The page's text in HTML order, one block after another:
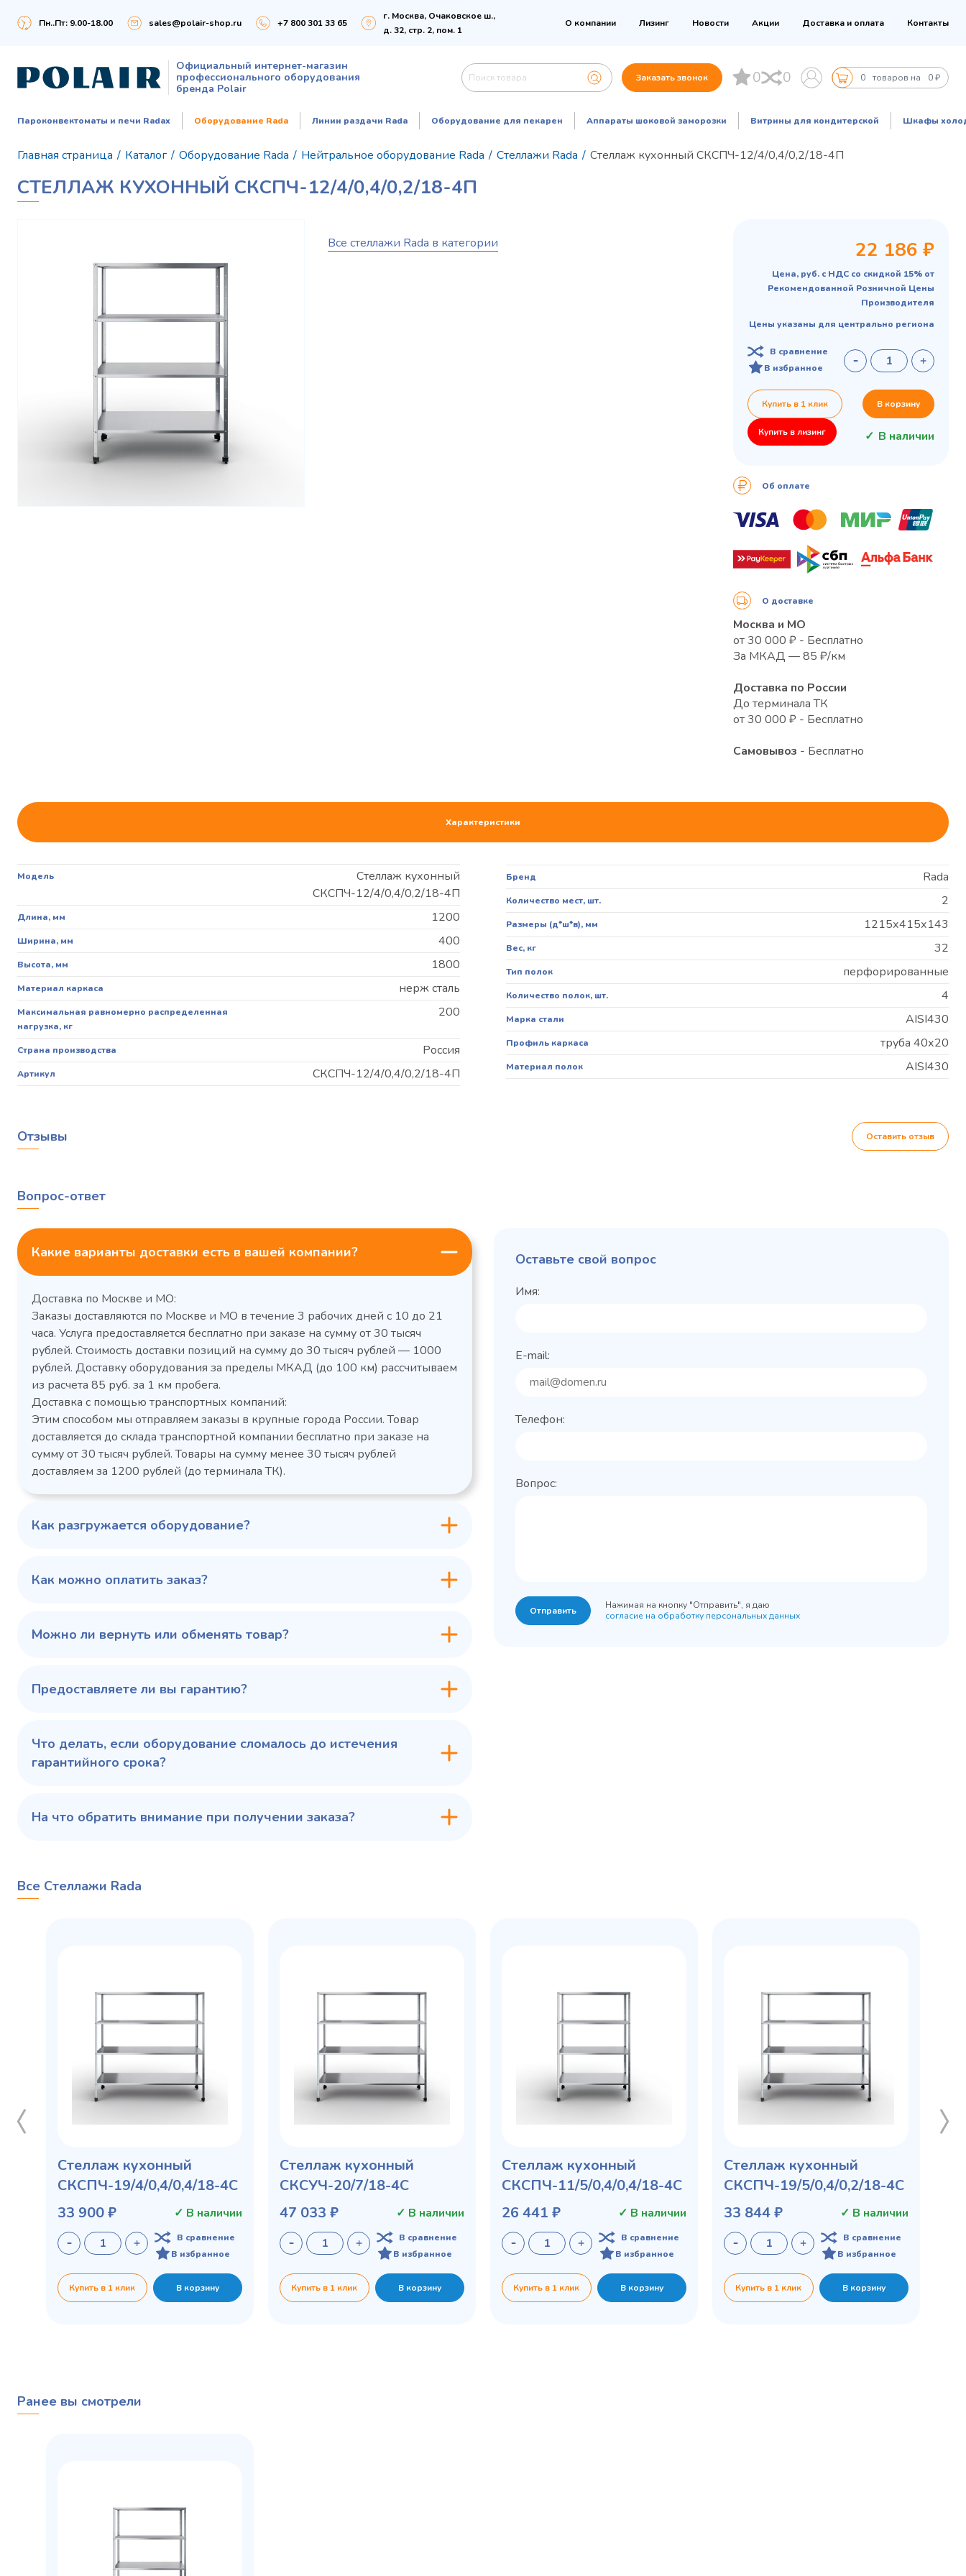
Пн..Пт: 9.00-18.00 sales@polair-shop.ru +7 800 301 33 65
г. Москва, Очаковское ш.,
д. 32, стр. 2, пом. 1
О компании Лизинг Новости Акции Доставка и оплата Контакты
Официальный интернет-магазин
профессионального оборудования
бренда Polair
Заказать звонок 0 0 0 товаров на 0 ₽
Пароконвектоматы и печи Radax Оборудование Rada Линии раздачи Rada Оборудование для пекарен Аппараты шоковой заморозки Витрины для кондитерской Шкафы
Главная страница / Каталог / Оборудование Rada / Нейтральное оборудование Rada / Стеллажи Rada / Стеллаж кухонный СКСПЧ-12/4/0,4/0,2/18-4П
СТЕЛЛАЖ КУХОННЫЙ СКСПЧ-12/4/0,4/0,2/18-4П
Все стеллажи Rada в категории 22 186 ₽
Цена, руб. с НДС со скидкой 15% от
Рекомендованной Розничной Цены
Производителя
Цены указаны для центрально региона
В сравнение
В избранное
Купить в 1 клик В корзину
Купить в лизинг В наличии
Об оплате
О доставке
Москва и МО
от 30 000 ₽ - Бесплатно
За МКАД — 85 ₽/км
Доставка по России
До терминала ТК
от 30 000 ₽ - Бесплатно
Самовывоз - Бесплатно
Характеристики
Модель
Стеллаж кухонный
СКСПЧ-12/4/0,4/0,2/18-4П
Длина, мм 1200
Ширина, мм 400
Высота, мм 1800
Материал каркаса нерж сталь
Максимальная равномерно распределенная
нагрузка, кг
200
Страна производства Россия
Артикул СКСПЧ-12/4/0,4/0,2/18-4П
Бренд Rada
Количество мест, шт. 2
Размеры (д*ш*в), мм 1215х415х143
Вес, кг 32
Тип полок перфорированные
Количество полок, шт. 4
Марка стали AISI430
Профиль каркаса труба 40х20
Материал полок AISI430
Холодильный шкаф Polair
CM105-G из нержавеющей
стали
Расход
электроэнергии за
сутки, кВт/ч, не
3,5
размеры (Д х Ш х В),
режим, °C
100 343 ₽ ✓ В наличии
Холодильный стол Polair
TM2-G
среднетемпературный
Артикул 1050421d
Габаритные
размеры (Д х Ш х В),
мм
1200x605x850/91
0
Серия столов
Grande -
102 797 ₽ ✓ В наличии
Холодильный
Polair ШХФ-0,2
Расход
Габаритные
60 775 ₽
Отзывы Оставить отзыв
Вопрос-ответ
Какие варианты доставки есть в вашей компании?
Доставка по Москве и МО:
Заказы доставляются по Москве и МО в течение 3 рабочих дней с 10 до 21
часа. Услуга предоставляется бесплатно при заказе на сумму от 30 тысяч
рублей. Стоимость доставки позиций на сумму до 30 тысяч рублей — 1000
рублей. Доставку оборудования за пределы МКАД (до 100 км) рассчитываем
из расчета 85 руб. за 1 км пробега.
Доставка с помощью транспортных компаний:
Этим способом мы отправляем заказы в крупные города России. Товар
доставляется до склада транспортной компании бесплатно при заказе на
сумму от 30 тысяч рублей. Товары на сумму менее 30 тысяч рублей
доставляем за 1200 рублей (до терминала ТК).
Как разгружается оборудование?
Как можно оплатить заказ?
Можно ли вернуть или обменять товар?
Предоставляете ли вы гарантию?
Что делать, если оборудование сломалось до истечения
гарантийного срока?
На что обратить внимание при получении заказа?
Оставьте свой вопрос
Имя:
E-mail:
Телефон:
Вопрос:
Отправить
Нажимая на кнопку "Отправить", я даю
согласие на обработку персональных данных
Все Стеллажи Rada
Стеллаж кухонный
СКСПЧ-19/4/0,4/0,4/18-4С
33 900 ₽
✓ В наличии
В сравнение
В избранное
Купить в 1 клик В корзину
Стеллаж кухонный
СКСУЧ-20/7/18-4С
47 033 ₽
✓ В наличии
В сравнение
В избранное
Купить в 1 клик В корзину
Стеллаж кухонный
СКСПЧ-11/5/0,4/0,4/18-4С
26 441 ₽
✓ В наличии
В сравнение
В избранное
Купить в 1 клик В корзину
Стеллаж кухонный
СКСПЧ-19/5/0,4/0,2/18-4С
33 844 ₽
✓ В наличии
В сравнение
В избранное
Купить в 1 клик В корзину
Ранее вы смотрели